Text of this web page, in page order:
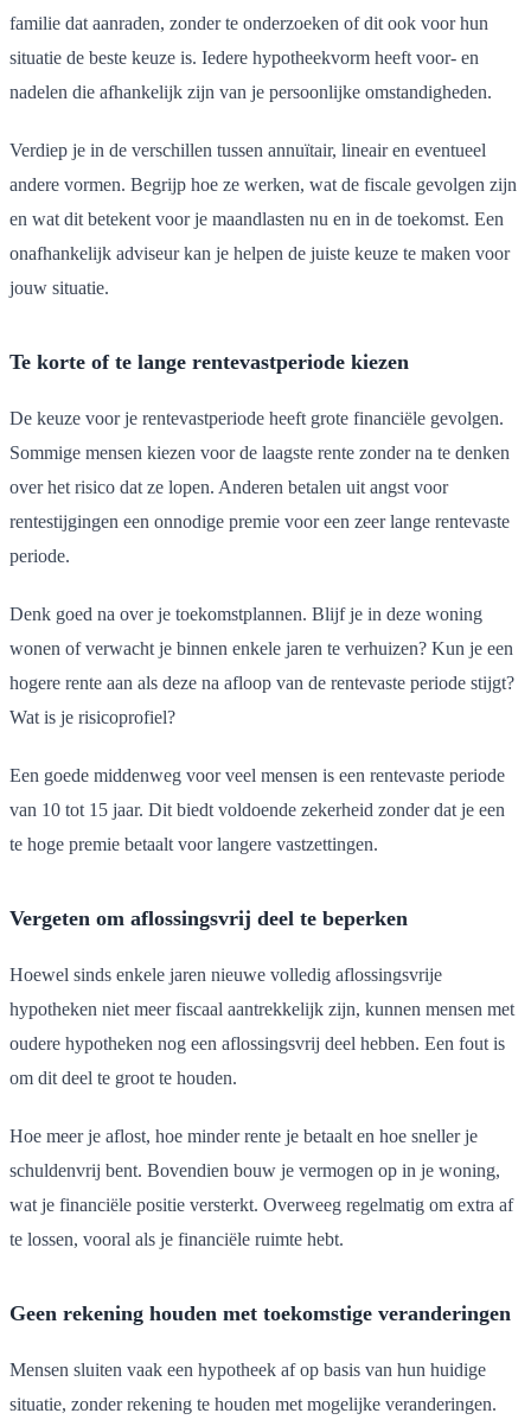
familie dat aanraden, zonder te onderzoeken of dit ook voor hun
situatie de beste keuze is. Iedere hypotheekvorm heeft voor- en
nadelen die afhankelijk zijn van je persoonlijke omstandigheden.
Verdiep je in de verschillen tussen annuïtair, lineair en eventueel
andere vormen. Begrijp hoe ze werken, wat de fiscale gevolgen zijn
en wat dit betekent voor je maandlasten nu en in de toekomst. Een
onafhankelijk adviseur kan je helpen de juiste keuze te maken voor
jouw situatie.
Te korte of te lange rentevastperiode kiezen
De keuze voor je rentevastperiode heeft grote financiële gevolgen.
Sommige mensen kiezen voor de laagste rente zonder na te denken
over het risico dat ze lopen. Anderen betalen uit angst voor
rentestijgingen een onnodige premie voor een zeer lange rentevaste
periode.
Denk goed na over je toekomstplannen. Blijf je in deze woning
wonen of verwacht je binnen enkele jaren te verhuizen? Kun je een
hogere rente aan als deze na afloop van de rentevaste periode stijgt?
Wat is je risicoprofiel?
Een goede middenweg voor veel mensen is een rentevaste periode
van 10 tot 15 jaar. Dit biedt voldoende zekerheid zonder dat je een
te hoge premie betaalt voor langere vastzettingen.
Vergeten om aflossingsvrij deel te beperken
Hoewel sinds enkele jaren nieuwe volledig aflossingsvrije
hypotheken niet meer fiscaal aantrekkelijk zijn, kunnen mensen met
oudere hypotheken nog een aflossingsvrij deel hebben. Een fout is
om dit deel te groot te houden.
Hoe meer je aflost, hoe minder rente je betaalt en hoe sneller je
schuldenvrij bent. Bovendien bouw je vermogen op in je woning,
wat je financiële positie versterkt. Overweeg regelmatig om extra af
te lossen, vooral als je financiële ruimte hebt.
Geen rekening houden met toekomstige veranderingen
Mensen sluiten vaak een hypotheek af op basis van hun huidige
situatie, zonder rekening te houden met mogelijke veranderingen.